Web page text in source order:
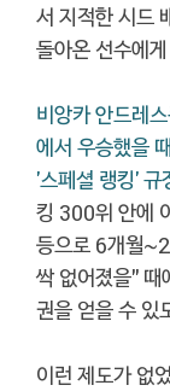
서 지적한 시드
돌아온 선수에
비앙카 안드레
에서 우승했을 때
'스페셜 랭킹' 규
킹 300위 안에
등으로 6개월
싹 없어졌을" 때
권을 얻을 수 있
이런 제도가 없